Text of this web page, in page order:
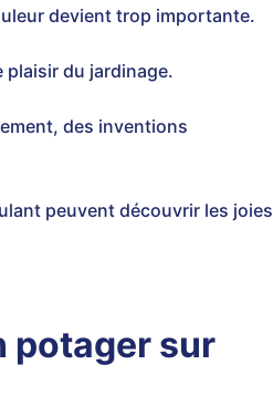
devient trop importante.
plaisir du jardinage.
des inventions
peuvent découvrir les joies
potager sur